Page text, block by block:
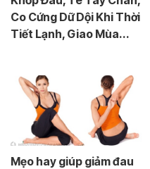
Co Cứng Dữ Dội Khi Thời
Tiết Lạnh, Giao Mùa...
Mẹo hay giúp giảm đau